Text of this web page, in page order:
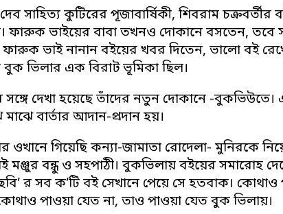
সাহিত্য কুটিরের পূজাবার্ষিকী, শিবরাম
ফারুক ভাইয়ের বাবা তখনও দোকানে বসতেন, তবে
ভাই নানান বইয়ের খবর দিতেন, ভালো বই
ভিলার এক বিরাট ভূমিকা ছিল।
দেখা হয়েছে তাঁদের নতুন দোকানে -
বার্তার আদান-প্রদান হয়।
ওখানে গিয়েছি কন্যা-জামাতা রোদেলা- মুনিরকে
মঞ্জুর বন্ধু ও সহপাঠী। বুকভিলায় বইয়ের সমারোহ
র সব ক’টি বই সেখানে পেয়ে সে হতবাক।
পাওয়া যেত না, তাও পাওয়া যেত বুক ভিলায়।